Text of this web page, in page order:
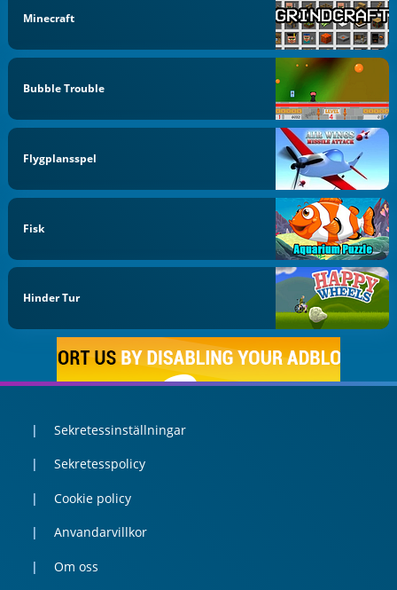
Minecraft
Bubble Trouble
Flygplansspel
Fisk
Hinder Tur
Sekretessinställningar
Sekretesspolicy
Cookie policy
Anvandarvillkor
Om oss